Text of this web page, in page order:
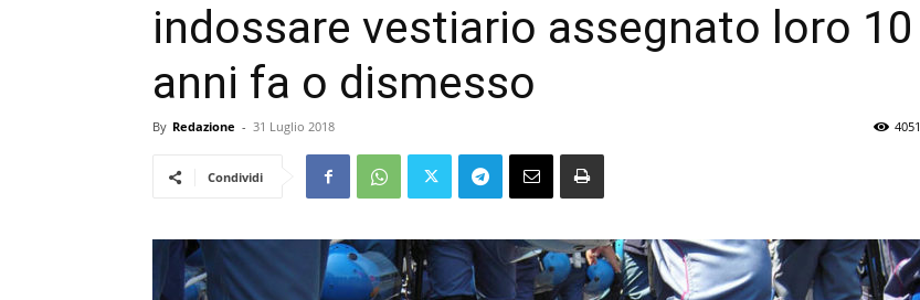
indossare vestiario assegnato loro 10
anni fa o dismesso
By Redazione - 31 Luglio 2018 4051
Condividi